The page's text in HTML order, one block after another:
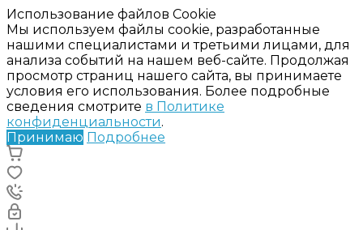
Использование файлов Cookie
Мы используем файлы cookie, разработанные
нашими специалистами и третьими лицами, для
анализа событий на нашем веб-сайте. Продолжая
просмотр страниц нашего сайта, вы принимаете
условия его использования. Более подробные
сведения смотрите в Политике
конфиденциальности.
Принимаю Подробнее